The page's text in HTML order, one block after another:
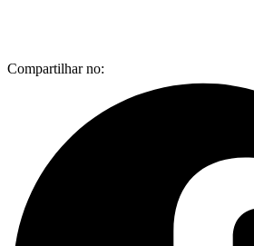
Compartilhar no: